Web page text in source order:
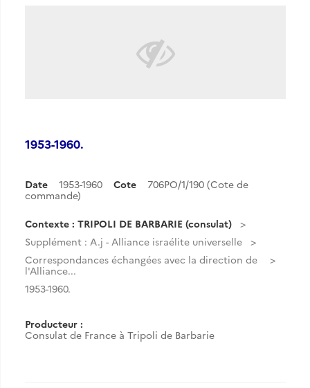
1953-1960.
Date 1953-1960 Cote
706PO/1/190 (Cote de
commande)
Contexte : TRIPOLI DE BARBARIE (consulat)
Supplément : A.j - Alliance israélite universelle
Correspondances échangées avec la direction de
l'Alliance...
1953-1960.
Producteur :
Consulat de France à Tripoli de Barbarie